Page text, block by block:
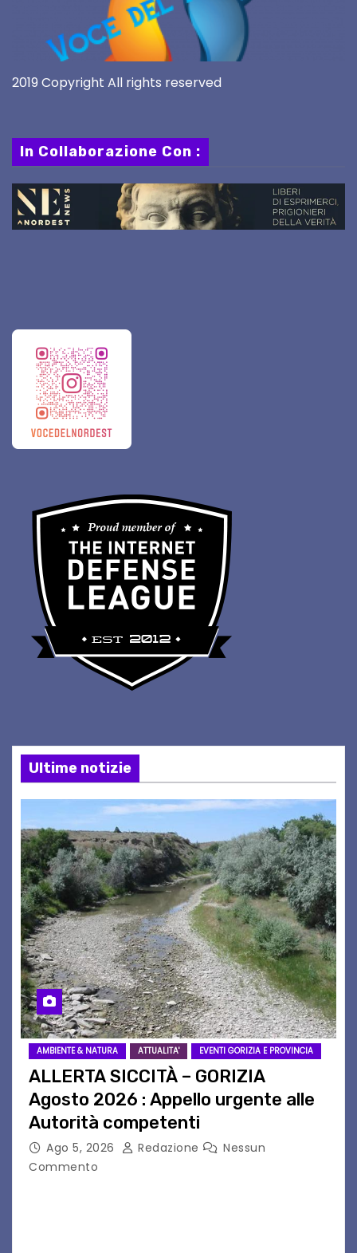
2019 Copyright All rights reserved
In Collaborazione Con :
Ultime notizie
AMBIENTE & NATURA ATTUALITA' EVENTI GORIZIA E PROVINCIA
ALLERTA SICCITÀ – GORIZIA
Agosto 2026 : Appello urgente alle
Autorità competenti
Ago 5, 2026 Redazione
Nessun
Commento